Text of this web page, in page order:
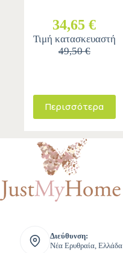
34,65 €
Τιμή κατασκευαστή
49,50 €
Περισσότερα
Διεύθυνση:
Νέα Ερυθραία, Ελλάδα